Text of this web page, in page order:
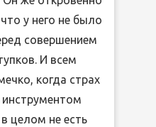
у него не было
совершением
И всем
когда страх
целом не есть